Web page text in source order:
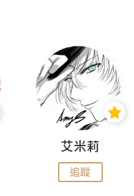
艾米莉
追蹤